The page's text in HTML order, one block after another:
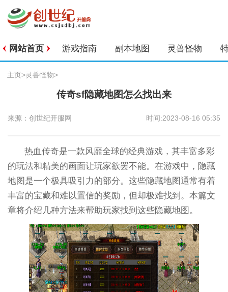
网站首页 游戏指南 副本地图 灵兽怪物
主页>灵兽怪物>
传奇sf隐藏地图怎么找出来
来源：创世纪开服网 时间:2023-08-16 05:35
热血传奇是一款风靡全球的经典游戏，其丰富多彩
的玩法和精美的画面让玩家欲罢不能。在游戏中，隐藏
地图是一个极具吸引力的部分。这些隐藏地图通常有着
丰富的宝藏和难以置信的奖励，但却极难找到。本篇文
章将介绍几种方法来帮助玩家找到这些隐藏地图。